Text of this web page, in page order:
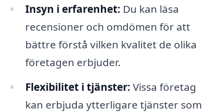
Insyn i erfarenhet: Du kan läsa
recensioner och omdömen för att
bättre förstå vilken kvalitet de olika
företagen erbjuder.
Flexibilitet i tjänster: Vissa företag
kan erbjuda ytterligare tjänster som